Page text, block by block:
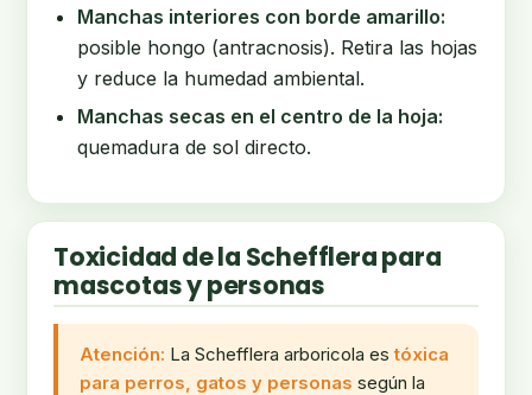
Manchas interiores con borde amarillo:
posible hongo (antracnosis). Retira las hojas
y reduce la humedad ambiental.
Manchas secas en el centro de la hoja:
quemadura de sol directo.
Toxicidad de la Schefflera para
mascotas y personas
Atención: La Schefflera arboricola estóxica
para perros, gatos y personas según la